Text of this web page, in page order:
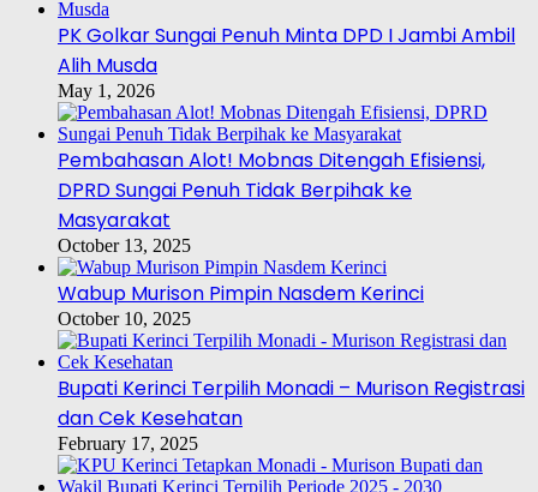
PK Golkar Sungai Penuh Minta DPD I Jambi Ambil
Alih Musda
May 1, 2026
Pembahasan Alot! Mobnas Ditengah Efisiensi,
DPRD Sungai Penuh Tidak Berpihak ke
Masyarakat
October 13, 2025
Wabup Murison Pimpin Nasdem Kerinci
October 10, 2025
Bupati Kerinci Terpilih Monadi – Murison Registrasi
dan Cek Kesehatan
February 17, 2025